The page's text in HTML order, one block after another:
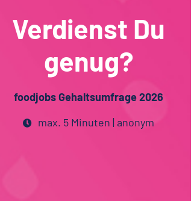
DETAILS
/ Naturprodukte
Verdienst Du
genug?
foodjobs Gehaltsumfrage 2026
max. 5 Minuten | anonym